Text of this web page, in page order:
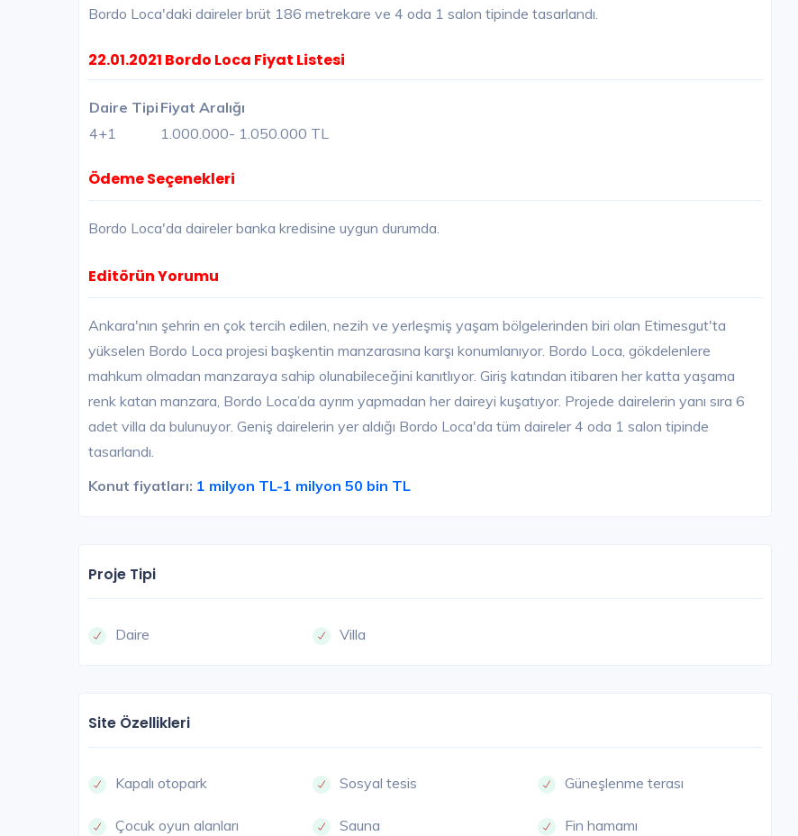
Bordo Loca'daki daireler brüt 186 metrekare ve 4 oda 1 salon tipinde tasarlandı.
22.01.2021 Bordo Loca Fiyat Listesi
Daire Tipi Fiyat Aralığı
4+1
1.000.000- 1.050.000 TL
Ödeme Seçenekleri
Bordo Loca'da daireler banka kredisine uygun durumda.
Editörün Yorumu
Ankara'nın şehrin en çok tercih edilen, nezih ve yerleşmiş yaşam bölgelerinden biri olan Etimesgut'ta
yükselen Bordo Loca projesi başkentin manzarasına karşı konumlanıyor. Bordo Loca, gökdelenlere
mahkum olmadan manzaraya sahip olunabileceğini kanıtlıyor. Giriş katından itibaren her katta yaşama
renk katan manzara, Bordo Loca’da ayrım yapmadan her daireyi kuşatıyor. Projede dairelerin yanı sıra 6
adet villa da bulunuyor. Geniş dairelerin yer aldığı Bordo Loca'da tüm daireler 4 oda 1 salon tipinde
tasarlandı.
Konut fiyatları: 1 milyon TL-1 milyon 50 bin TL
Proje Tipi
Daire Villa
Site Özellikleri
Kapalı otopark Sosyal tesis Güneşlenme terası
Çocuk oyun alanları Sauna Fin hamamı